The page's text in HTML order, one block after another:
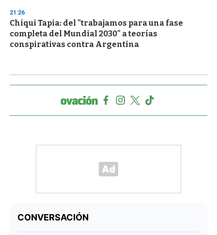
21:26
Chiqui Tapia: del "trabajamos para una fase
completa del Mundial 2030" a teorías
conspirativas contra Argentina